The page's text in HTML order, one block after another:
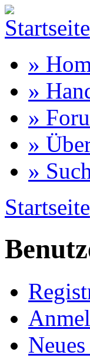
»
»
»
»
»
Startseite